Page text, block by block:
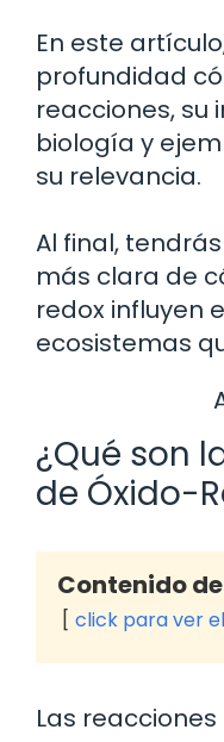
En este
profundidad
reacciones, su
biología y
su relevancia.
Al final,
más clara de
redox influyen
ecosistemas
¿Qué son
de Óxido-
Contenido
click para ver
Las